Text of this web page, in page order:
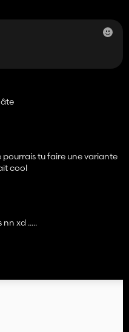
tu faire une variante
cool
xd .....